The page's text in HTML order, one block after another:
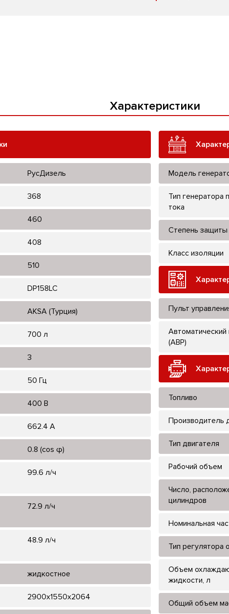
Характеристики
РусДизель
368
460
408
510
DP158LC
AKSA (Турция)
700 л
3
50 Гц
400 В
662.4 А
0.8 (cos φ)
99.6 л/ч
72.9 л/ч
48.9 л/ч
жидкостное
2900x1550x2064
Модель
Тип генератора
тока
Степень защиты
Класс изоляции
Пульт
(АВР)
Топливо
Производитель
Тип двигателя
Рабочий объем
Число,
цилиндров
Номинальная
Тип регулятора
Объем
жидкости, л
Общий объем